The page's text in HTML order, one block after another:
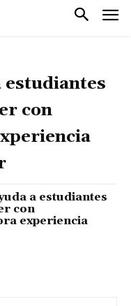
estudiantes
con
a estudiantes
con
experiencia